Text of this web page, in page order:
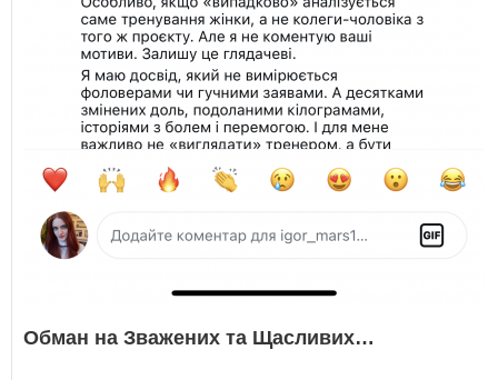
Обман на Зважених та Щасливих…